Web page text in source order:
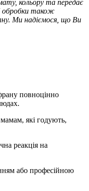
кольору та передає
обробки також
Ми надіємося, що Ви
повноцінно
які годують,
реакція на
або професійною